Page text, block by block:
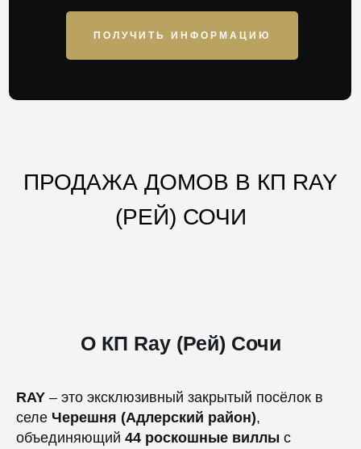
ПОЛУЧИТЬ ИНФОРМАЦИЮ
ПРОДАЖА ДОМОВ В КП RAY
(РЕЙ) СОЧИ
О КП Ray (Рей) Сочи
RAY – это эксклюзивный закрытый посёлок в
селе Черешня (Адлерский район),
объединяющий 44 роскошные виллы с